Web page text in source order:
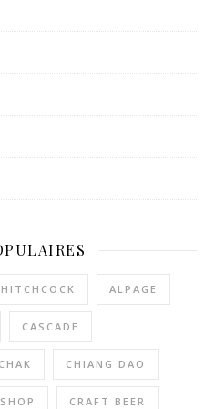
ALPAGE
CASCADE
CHIANG DAO
CRAFT BEER